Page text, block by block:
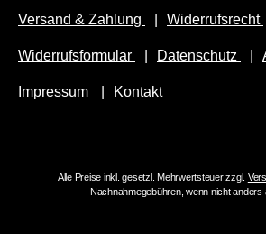
Versand & Zahlung Widerrufsrecht
Widerrufsformular Datenschutz
Impressum Kontakt
Alle Preise inkl. gesetzl. Mehrwertsteuer zzgl.
Nachnahmegebühren, wenn nicht anders